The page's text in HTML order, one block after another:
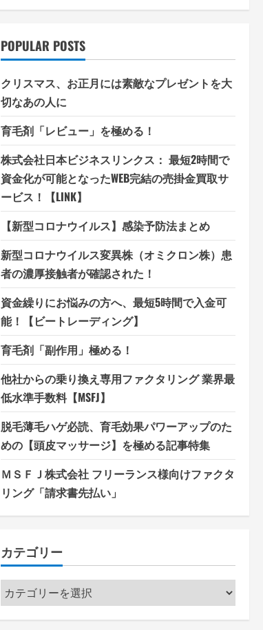
POPULAR POSTS
クリスマス、お正月には素敵なプレゼントを大
切なあの人に
育毛剤「レビュー」を極める！
株式会社日本ビジネスリンクス： 最短2時間で
資金化が可能となったWEB完結の売掛金買取サ
ービス！【LINK】
【新型コロナウイルス】感染予防法まとめ
新型コロナウイルス変異株（オミクロン株）患
者の濃厚接触者が確認された！
資金繰りにお悩みの方へ、最短5時間で入金可
能！【ビートレーディング】
育毛剤「副作用」極める！
他社からの乗り換え専用ファクタリング 業界最
低水準手数料【MSFJ】
脱毛薄毛ハゲ必読、育毛効果パワーアップのた
めの【頭皮マッサージ】を極める記事特集
ＭＳＦＪ株式会社 フリーランス様向けファクタ
リング「請求書先払い」
カテゴリー
カ
テ